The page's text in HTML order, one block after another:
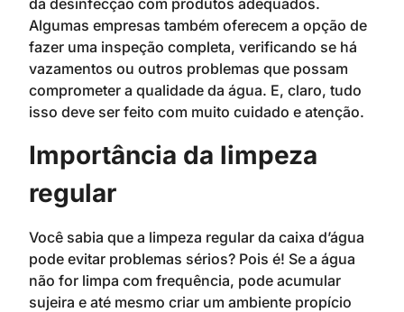
da desinfecção com produtos adequados.
Algumas empresas também oferecem a opção de
fazer uma inspeção completa, verificando se há
vazamentos ou outros problemas que possam
comprometer a qualidade da água. E, claro, tudo
isso deve ser feito com muito cuidado e atenção.
Importância da limpeza
regular
Você sabia que a limpeza regular da caixa d’água
pode evitar problemas sérios? Pois é! Se a água
não for limpa com frequência, pode acumular
sujeira e até mesmo criar um ambiente propício